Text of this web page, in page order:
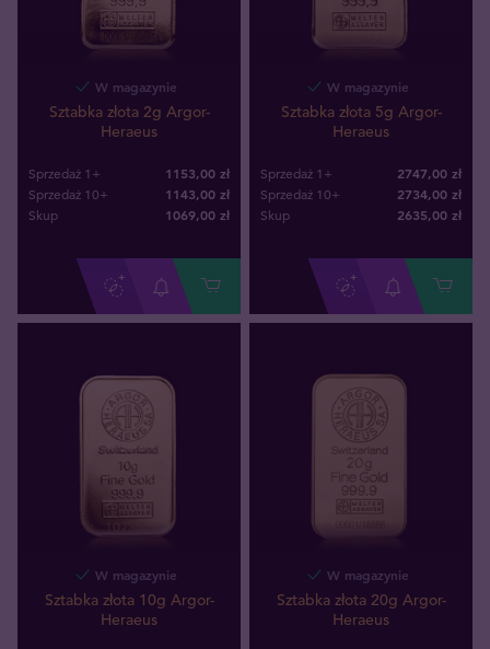
W magazynie
Sztabka złota 2g Argor-
Heraeus
Sprzedaż 1+ 1153,00 zł
Sprzedaż 10+ 1143,00 zł
Skup 1069,00 zł
W magazynie
Sztabka złota 5g Argor-
Heraeus
Sprzedaż 1+ 2747,00 zł
Sprzedaż 10+ 2734,00 zł
Skup 2635,00 zł
W magazynie
Sztabka złota 10g Argor-
Heraeus
W magazynie
Sztabka złota 20g Argor-
Heraeus